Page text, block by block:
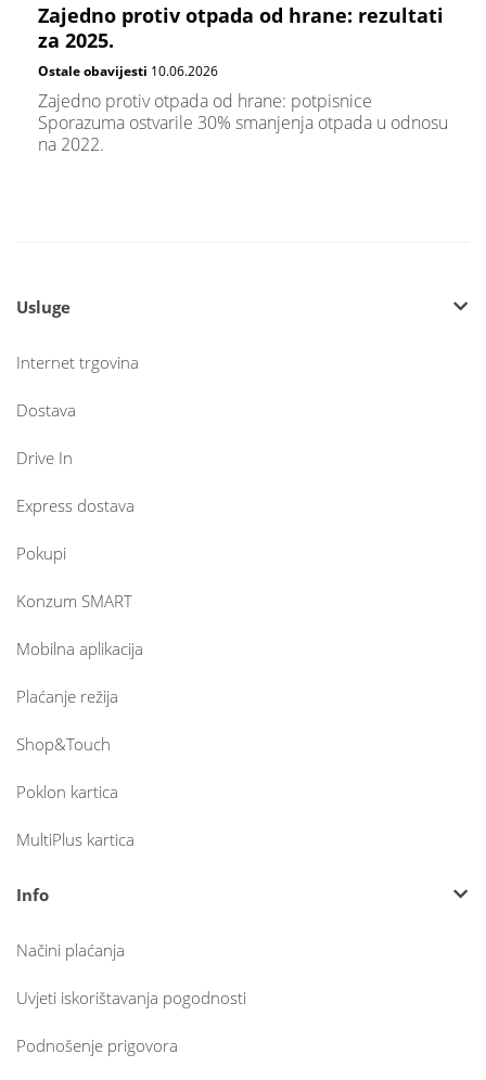
Zajedno protiv otpada od hrane: rezultati
za 2025.
Ostale obavijesti 10.06.2026
Zajedno protiv otpada od hrane: potpisnice
Sporazuma ostvarile 30% smanjenja otpada u odnosu
na 2022.
Usluge
Internet trgovina
Dostava
Drive In
Express dostava
Pokupi
Konzum SMART
Mobilna aplikacija
Plaćanje režija
Shop&Touch
Poklon kartica
MultiPlus kartica
Info
Načini plaćanja
Uvjeti iskorištavanja pogodnosti
Podnošenje prigovora